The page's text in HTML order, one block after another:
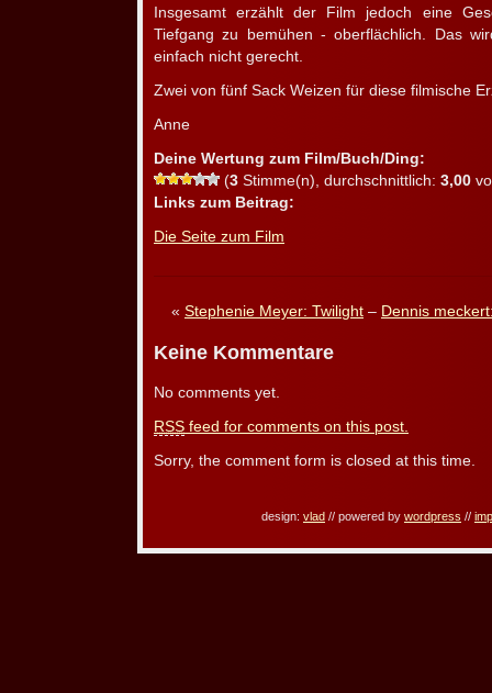
Insgesamt erzählt der Film jedoch eine
Tiefgang zu bemühen - oberflächlich. Das
einfach nicht gerecht.
Zwei von fünf Sack Weizen für diese filmische
Anne
Deine Wertung zum Film/Buch/Ding:
(3 Stimme(n), durchschnittlich: 3,00
Links zum Beitrag:
Die Seite zum Film
« Stephenie Meyer: Twilight – Dennis
Keine Kommentare
No comments yet.
RSS feed for comments on this post.
Sorry, the comment form is closed at this time.
design: vlad // powered by wordpress //